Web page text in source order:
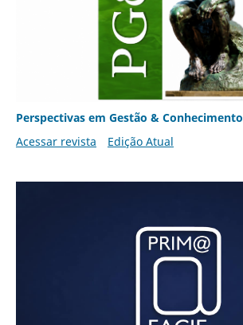
Perspectivas em Gestão & Conhecimento
Acessar revista
Edição Atual